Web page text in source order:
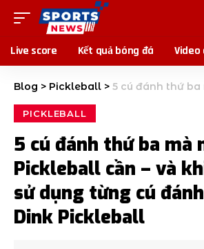
Live score Kết quả bóng đá Video
Blog > Pickleball > 5 cú đánh thứ ba mà người chơi Pickleball cần – và
PICKLEBALL
5 cú đánh thứ ba mà
Pickleball cần – và
sử dụng từng cú
Dink Pickleball